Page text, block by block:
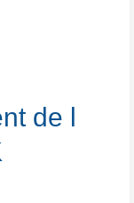
de l